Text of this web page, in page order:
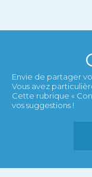
Envie de partager
Vous avez
Cette rubrique «
vos suggestions !